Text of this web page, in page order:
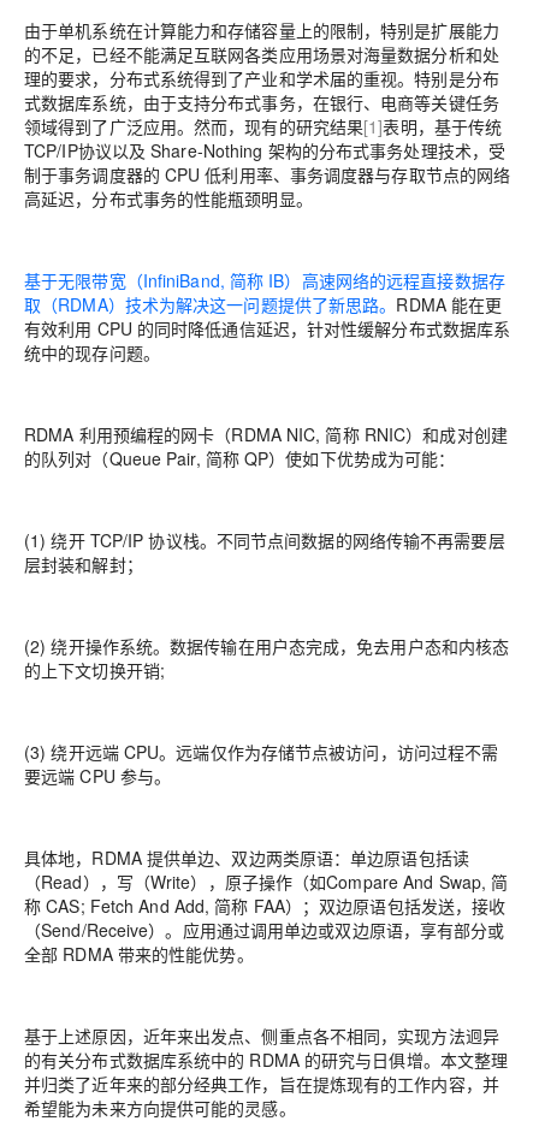
由于单机系统在计算能力和存储容量上的限制，特别是扩展能力
的不足，已经不能满足互联网各类应用场景对海量数据分析和处
理的要求，分布式系统得到了产业和学术届的重视。特别是分布
式数据库系统，由于支持分布式事务，在银行、电商等关键任务
领域得到了广泛应用。然而，现有的研究结果[1]表明，基于传统
TCP/IP协议以及 Share-Nothing 架构的分布式事务处理技术，受
制于事务调度器的 CPU 低利用率、事务调度器与存取节点的网络
高延迟，分布式事务的性能瓶颈明显。
基于无限带宽（InfiniBand, 简称 IB）高速网络的远程直接数据存
取（RDMA）技术为解决这一问题提供了新思路。 RDMA 能在更
有效利用 CPU 的同时降低通信延迟，针对性缓解分布式数据库系
统中的现存问题。
RDMA 利用预编程的网卡（RDMA NIC, 简称 RNIC）和成对创建
的队列对（Queue Pair, 简称 QP）使如下优势成为可能：
(1) 绕开 TCP/IP 协议栈。不同节点间数据的网络传输不再需要层
层封装和解封；
(2) 绕开操作系统。数据传输在用户态完成，免去用户态和内核态
的上下文切换开销;
(3) 绕开远端 CPU。远端仅作为存储节点被访问，访问过程不需
要远端 CPU 参与。
具体地，RDMA 提供单边、双边两类原语：单边原语包括读
（Read），写（Write），原子操作（如Compare And Swap, 简
称 CAS; Fetch And Add, 简称 FAA）；双边原语包括发送，接收
（Send/Receive）。应用通过调用单边或双边原语，享有部分或
全部 RDMA 带来的性能优势。
基于上述原因，近年来出发点、侧重点各不相同，实现方法迥异
的有关分布式数据库系统中的 RDMA 的研究与日俱增。本文整理
并归类了近年来的部分经典工作，旨在提炼现有的工作内容，并
希望能为未来方向提供可能的灵感。